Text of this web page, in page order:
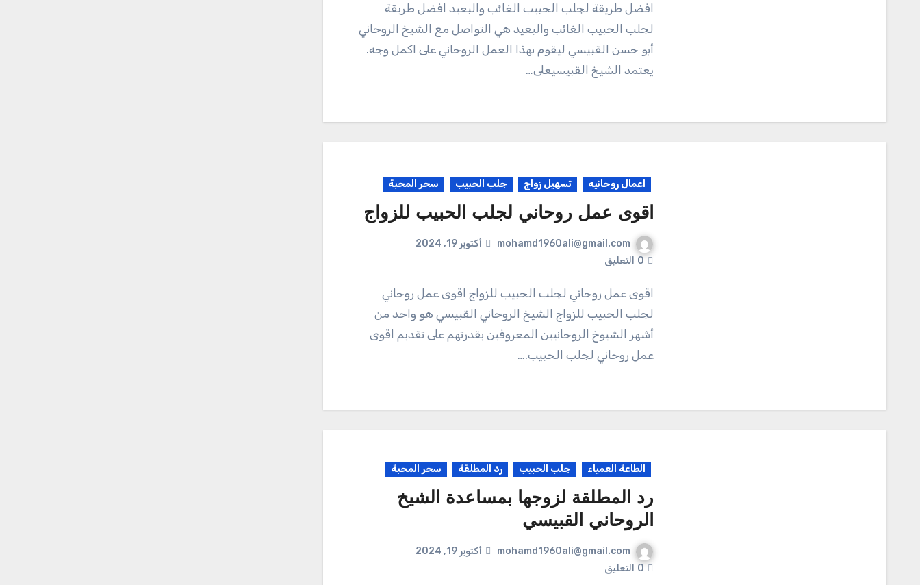
افضل طريقة لجلب الحبيب الغائب والبعيد افضل طريقة
لجلب الحبيب الغائب والبعيد هي التواصل مع الشيخ الروحاني
أبو حسن القبيسي ليقوم بهذا العمل الروحاني على اكمل وجه.
يعتمد الشيخ القبيسيعلى…
اعمال روحانيه تسهيل زواج جلب الحبيب سحر المحبة
اقوى عمل روحاني لجلب الحبيب للزواج
mohamd1960ali@gmail.com
أكتوبر 19, 2024
0 التعليق
اقوى عمل روحاني لجلب الحبيب للزواج اقوى عمل روحاني
لجلب الحبيب للزواج الشيخ الروحاني القبيسي هو واحد من
أشهر الشيوخ الروحانيين المعروفين بقدرتهم على تقديم اقوى
عمل روحاني لجلب الحبيب.…
الطاعة العمياء جلب الحبيب رد المطلقة سحر المحبة
رد المطلقة لزوجها بمساعدة الشيخ
الروحاني القبيسي
mohamd1960ali@gmail.com
أكتوبر 19, 2024
0 التعليق